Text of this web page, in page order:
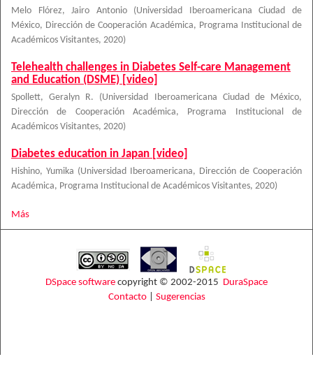
Melo Flórez, Jairo Antonio (Universidad Iberoamericana Ciudad de
México, Dirección de Cooperación Académica, Programa Institucional de
Académicos Visitantes, 2020)
Telehealth challenges in Diabetes Self-care Management
and Education (DSME) [video]
Spollett, Geralyn R. (Universidad Iberoamericana Ciudad de México,
Dirección de Cooperación Académica, Programa Institucional de
Académicos Visitantes, 2020)
Diabetes education in Japan [video]
Hishino, Yumika (Universidad Iberoamericana, Dirección de Cooperación
Académica, Programa Institucional de Académicos Visitantes, 2020)
Más
DSpace software copyright © 2002-2015 DuraSpace
Contacto| Sugerencias